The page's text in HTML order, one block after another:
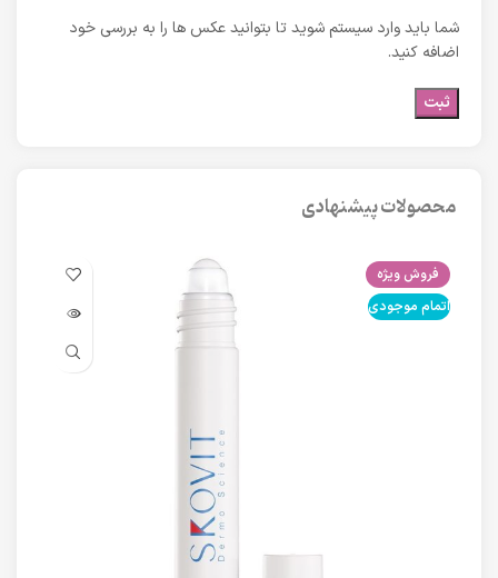
شما باید وارد سیستم شوید تا بتوانید عکس ها را به بررسی خود
اضافه کنید.
محصولات پیشنهادی
فروش ویژه
اتمام موجودی